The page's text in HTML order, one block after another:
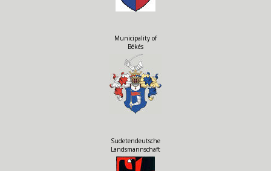
Municipality of
Békés
Sudetendeutsche
Landsmannschaft